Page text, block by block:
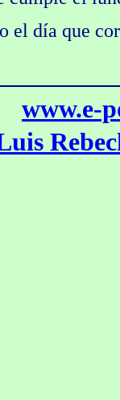
día que
www.e-